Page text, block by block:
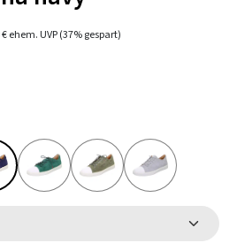
ehem. UVP(37% gespart)